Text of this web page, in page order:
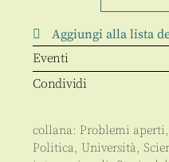
Aggiungi alla lista
Eventi
Condividi
collana: Problemi aperti
Politica, Università,